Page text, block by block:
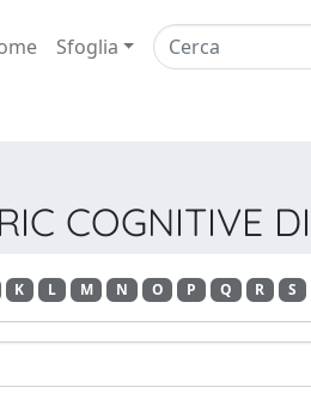
Sfoglia
COGNITIVE
K L M N O P Q R S